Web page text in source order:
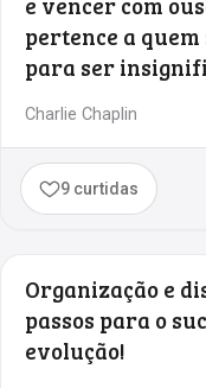
pertence a quem
para ser
Charlie Chaplin
9 curtidas
Organização e
passos para o
evolução!